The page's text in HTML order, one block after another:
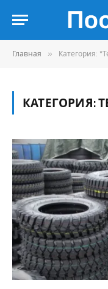
Главная » Категория:
КАТЕГОРИЯ: